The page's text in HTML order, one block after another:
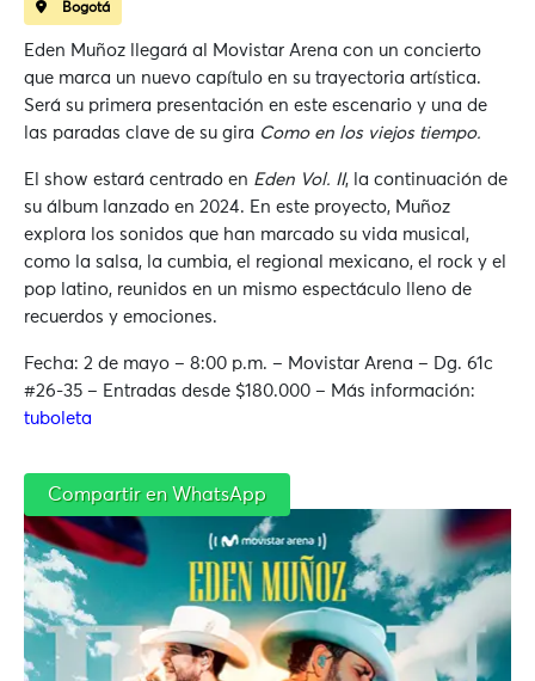
Bogotá
Eden Muñoz llegará al Movistar Arena con un concierto
que marca un nuevo capítulo en su trayectoria artística.
Será su primera presentación en este escenario y una de
las paradas clave de su gira Como en los viejos tiempo.
El show estará centrado en Eden Vol. II, la continuación de
su álbum lanzado en 2024. En este proyecto, Muñoz
explora los sonidos que han marcado su vida musical,
como la salsa, la cumbia, el regional mexicano, el rock y el
pop latino, reunidos en un mismo espectáculo lleno de
recuerdos y emociones.
Fecha: 2 de mayo – 8:00 p.m. – Movistar Arena – Dg. 61c
#26-35 – Entradas desde $180.000 – Más información:
tuboleta
Compartir en WhatsApp